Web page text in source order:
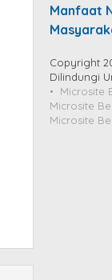
Manfaat
Copyright
Dilindungi
Microsite
Microsite
Microsite